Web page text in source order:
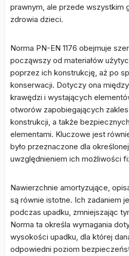
prawnym, ale przede wszystkim
zdrowia dzieci.
Norma PN-EN 1176 obejmuje
począwszy od materiałów
poprzez ich konstrukcję, aż po
konserwacji. Dotyczy ona
krawędzi i wystających
otworów zapobiegających
konstrukcji, a także
elementami. Kluczowe jest
było przeznaczone dla
uwzględnieniem ich możliwości
Nawierzchnie amortyzujące,
są równie istotne. Ich zadaniem
podczas upadku, zmniejszając
Norma ta określa wymagania
wysokości upadku, dla której
odpowiedni poziom